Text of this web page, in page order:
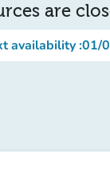
are
availability:01/